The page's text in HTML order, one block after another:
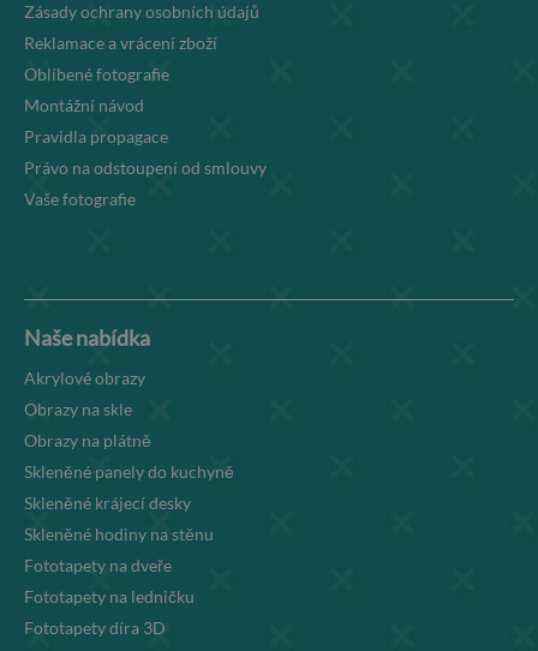
Zásady ochrany osobních údajů
Reklamace a vrácení zboží
Oblíbené fotografie
Montážní návod
Pravidla propagace
Právo na odstoupení od smlouvy
Vaše fotografie
Naše nabídka
Akrylové obrazy
Obrazy na skle
Obrazy na plátně
Skleněné panely do kuchyně
Skleněné krájecí desky
Skleněné hodiny na stěnu
Fototapety na dveře
Fototapety na ledničku
Fototapety díra 3D